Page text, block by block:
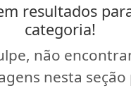
resultados
categoria!
não
nesta seção